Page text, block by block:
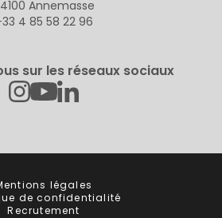
Annemasse
4 85 58 22 96
sur les réseaux sociaux
Instagram
YoutubeLinkedin
légales
de confidentialité
Recrutement